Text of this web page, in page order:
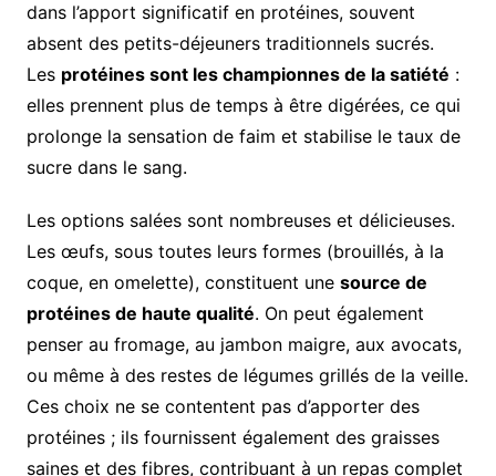
dans l’apport significatif en protéines, souvent
absent des petits-déjeuners traditionnels sucrés.
Les protéines sont les championnes de la satiété :
elles prennent plus de temps à être digérées, ce qui
prolonge la sensation de faim et stabilise le taux de
sucre dans le sang.
Les options salées sont nombreuses et délicieuses.
Les œufs, sous toutes leurs formes (brouillés, à la
coque, en omelette), constituent une source de
protéines de haute qualité. On peut également
penser au fromage, au jambon maigre, aux avocats,
ou même à des restes de légumes grillés de la veille.
Ces choix ne se contentent pas d’apporter des
protéines ; ils fournissent également des graisses
saines et des fibres, contribuant à un repas complet